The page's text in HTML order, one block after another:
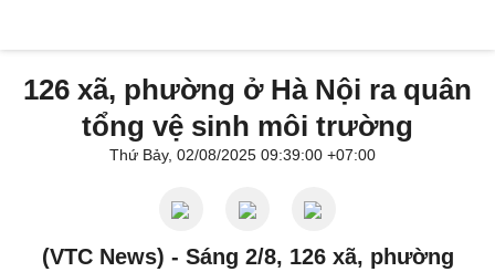
126 xã, phường ở Hà Nội ra quân
tổng vệ sinh môi trường
Thứ Bảy, 02/08/2025 09:39:00 +07:00
(VTC News) - Sáng 2/8, 126 xã, phường